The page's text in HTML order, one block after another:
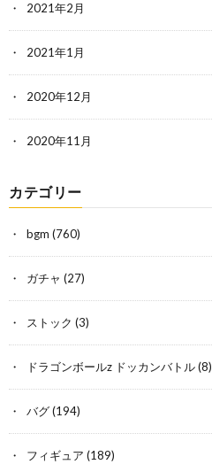
2021年2月
2021年1月
2020年12月
2020年11月
カテゴリー
bgm (760)
ガチャ (27)
ストック (3)
ドラゴンボールz ドッカンバトル(8)
バグ(194)
フィギュア (189)